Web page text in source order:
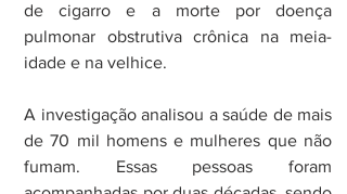
de cigarro e a morte por doença
pulmonar obstrutiva crônica na meia-
idade e na velhice.
A investigação analisou a saúde de mais
de 70 mil homens e mulheres que não
fumam. Essas pessoas foram